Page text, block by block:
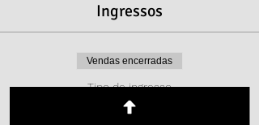
Ingressos
Vendas encerradas
Tipo de ingresso
Inscrição para coordenadoras